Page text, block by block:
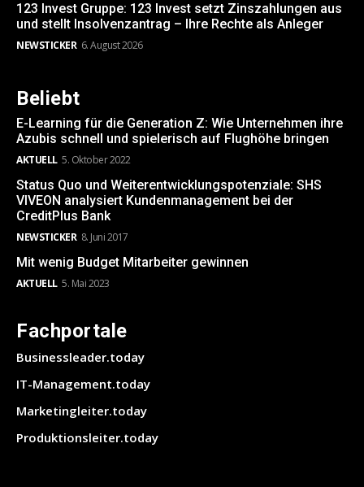
123 Invest Gruppe: 123 Invest setzt Zinszahlungen aus
und stellt Insolvenzantrag – Ihre Rechte als Anleger
NEWSTICKER 6. August 2026
Beliebt
E-Learning für die Generation Z: Wie Unternehmen ihre
Azubis schnell und spielerisch auf Flughöhe bringen
AKTUELL 5. Oktober 2022
Status Quo und Weiterentwicklungspotenziale: SHS
VIVEON analysiert Kundenmanagement bei der
CreditPlus Bank
NEWSTICKER 8. Juni 2017
Mit wenig Budget Mitarbeiter gewinnen
AKTUELL 5. Mai 2023
Fachportale
Businessleader.today
IT-Management.today
Marketingleiter.today
Produktionsleiter.today